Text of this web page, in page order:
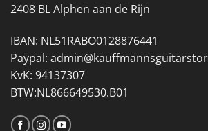
2408 BL Alphen aan de Rijn
IBAN: NL51RABO0128876441
Paypal:
KvK: 94137307
BTW:NL866649530.B01